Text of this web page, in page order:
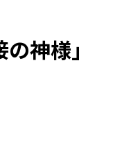
神様」